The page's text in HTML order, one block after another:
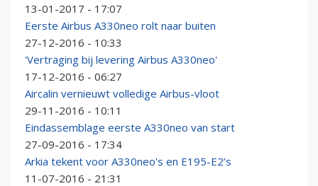
13-01-2017 - 17:07
Eerste Airbus A330neo rolt naar buiten
27-12-2016 - 10:33
'Vertraging bij levering Airbus A330neo'
17-12-2016 - 06:27
Aircalin vernieuwt volledige Airbus-vloot
29-11-2016 - 10:11
Eindassemblage eerste A330neo van start
27-09-2016 - 17:34
Arkia tekent voor A330neo's en E195-E2’s
11-07-2016 - 21:31